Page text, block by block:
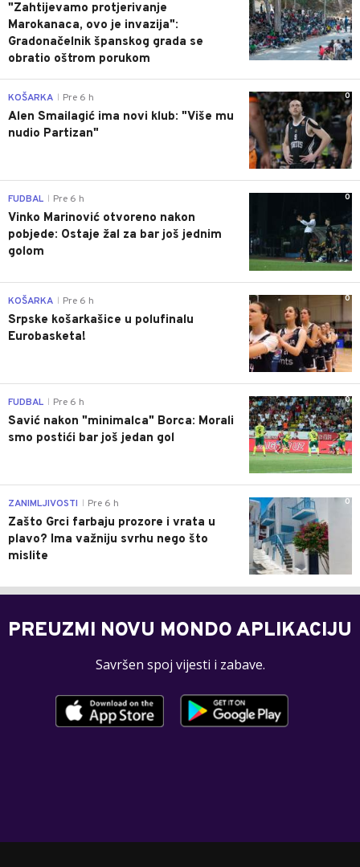
"Zahtijevamo protjerivanje
Marokanaca, ovo je invazija":
Gradonačelnik španskog grada se
obratio oštrom porukom
0
KOŠARKA Pre 6 h
Alen Smailagić ima novi klub: "Više mu
nudio Partizan"
0
FUDBAL Pre 6 h
Vinko Marinović otvoreno nakon
pobjede: Ostaje žal za bar još jednim
golom
0
KOŠARKA Pre 6 h
Srpske košarkašice u polufinalu
Eurobasketa!
0
FUDBAL Pre 6 h
Savić nakon "minimalca" Borca: Morali
smo postići bar još jedan gol
0
ZANIMLJIVOSTI Pre 6 h
Zašto Grci farbaju prozore i vrata u
plavo? Ima važniju svrhu nego što
mislite
PREUZMI NOVU MONDO APLIKACIJU
Savršen spoj vijesti i zabave.